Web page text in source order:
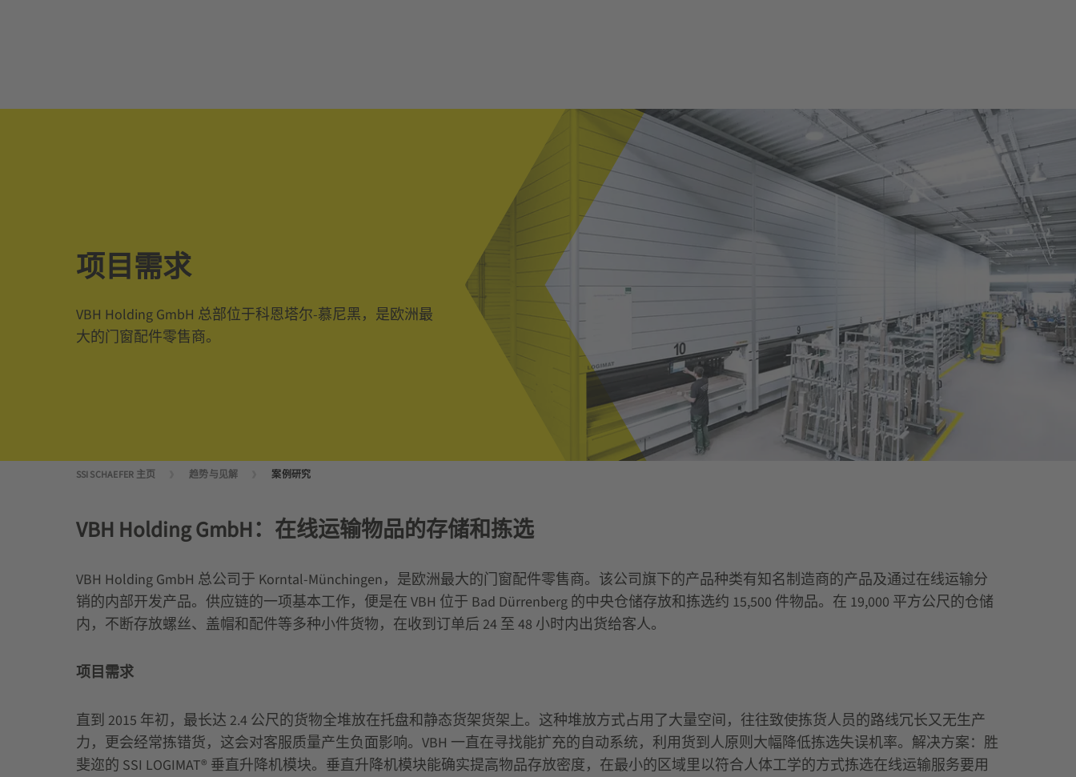
项目需求
VBH Holding GmbH 总部位于科恩塔尔-慕尼黑，是欧洲最
大的门窗配件零售商。
SSI SCHAEFER 主页 趋势与见解 案例研究
VBH Holding GmbH：在线运输物品的存储和拣选
VBH Holding GmbH 总公司于 Korntal-Münchingen，是欧洲最大的门窗配件零售商。该公司旗下的产品种类有知名制造商的产品及通过在线运输分
销的内部开发产品。供应链的一项基本工作，便是在 VBH 位于 Bad Dürrenberg 的中央仓储存放和拣选约 15,500 件物品。在 19,000 平方公尺的仓储
内，不断存放螺丝、盖帽和配件等多种小件货物，在收到订单后 24 至 48 小时内出货给客人。
项目需求
直到 2015 年初，最长达 2.4 公尺的货物全堆放在托盘和静态货架货架上。这种堆放方式占用了大量空间，往往致使拣货人员的路线冗长又无生产
力，更会经常拣错货，这会对客服质量产生负面影响。VBH 一直在寻找能扩充的自动系统，利用货到人原则大幅降低拣选失误机率。解决方案：胜
斐迩的 SSI LOGIMAT® 垂直升降机模块。垂直升降机模块能确实提高物品存放密度，在最小的区域里以符合人体工学的方式拣选在线运输服务要用